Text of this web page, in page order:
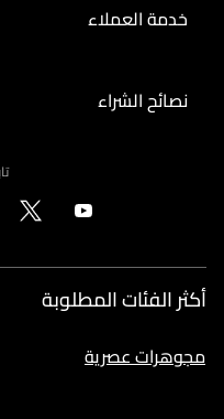
خدمة العملاء
نصائح الشراء
أكثر الفئات المطلوبة
مجوهرات عصرية